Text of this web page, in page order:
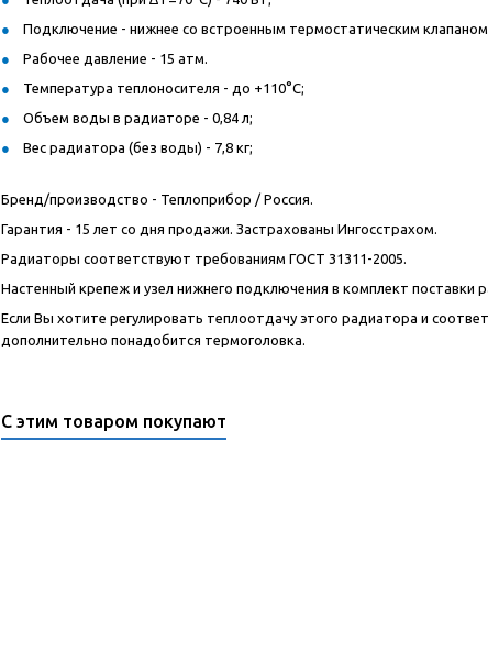
Подключение - нижнее со встроенным термостатическим
Рабочее давление - 15 атм.
Температура теплоносителя - до +110°C;
Объем воды в радиаторе - 0,84 л;
Вес радиатора (без воды) - 7,8 кг;
Бренд/производство - Теплоприбор / Россия.
Гарантия - 15 лет со дня продажи. Застрахованы Ингосстрахом.
Радиаторы соответствуют требованиям ГОСТ 31311-2005.
Настенный крепеж и узел нижнего подключения в комплект
Если Вы хотите регулировать теплоотдачу этого радиатора и
дополнительно понадобится термоголовка.
С этим товаром покупают